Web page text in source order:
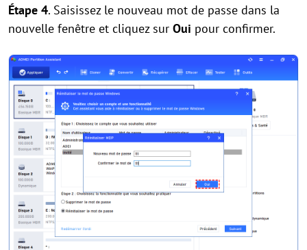
Étape 4. Saisissez le nouveau mot de passe dans la
nouvelle fenêtre et cliquez sur Oui pour confirmer.